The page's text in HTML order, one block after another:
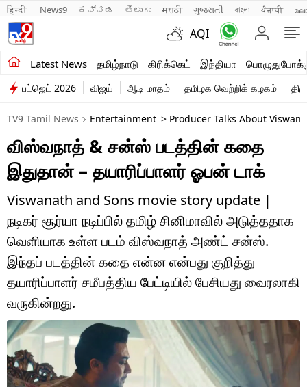
हिन्दी News9 ಕನ್ನಡ తెలుగు मराठी ગુજરાતી বাংলা ਪੰਜਾਬੀ
AQI
Latest News தமிழ்நாடு கிரிக்கெட் இந்தியா
சமீபத்திய செய்திகள்
தமிழ்நாடு
இந்தியா
உலகம்
விளையாட்டு
பொழுதுபோக்கு
லைஃப்ஸ்டைல்
வணிகம்
டெக்னாலஜி
ஆன்மீகம்
வைரல்
பட்ஜெட் 2026 விஜய் ஆடி மாதம் தமிழக வெற்றிக் கழகம்
TV9 Tamil News Entertainment > Producer Talks About
விஸ்வநாத் & சன்ஸ் படத்தின் கதை
இதுதான் – தயாரிப்பாளர் ஓபன் டாக்
Viswanath and Sons movie story update |
நடிகர் சூர்யா நடிப்பில் தமிழ் சினிமாவில் அடுத்ததாக
வெளியாக உள்ள படம் விஸ்வநாத் அண்ட் சன்ஸ்.
இந்தப் படத்தின் கதை என்ன என்பது குறித்து
தயாரிப்பாளர் சமீபத்திய பேட்டியில் பேசியது வைரலாகி
வருகின்றது.